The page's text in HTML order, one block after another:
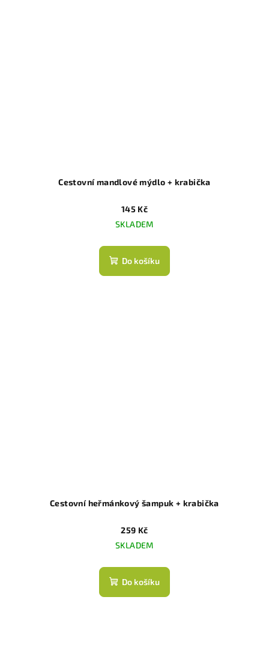
Cestovní mandlové mýdlo + krabička
145 Kč
SKLADEM
Do košíku
Cestovní heřmánkový šampuk + krabička
259 Kč
SKLADEM
Do košíku